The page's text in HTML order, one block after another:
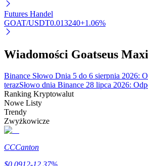
Pożyczki
Usługa pożyczek wspieranych
Futures Handel
GOAT/USDT0.013240+1.06%
Wiadomości Goatseus
Binance Słowo Dnia 5 do 6 sierpnia 2026:
terazSłowo dnia Binance 28 lipca 2026:
Ranking Kryptowalut
Nowe Listy
Trendy
Zwyżkowicze
CCCanton